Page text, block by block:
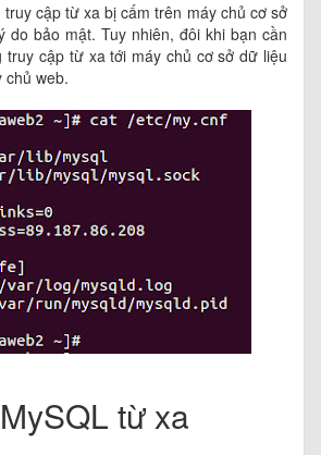
cập từ xa bị cấm trên máy chủ cơ sở
do bảo mật. Tuy nhiên, đôi khi bạn cần
truy cập từ xa tới máy chủ cơ sở dữ liệu
web.
từ xa